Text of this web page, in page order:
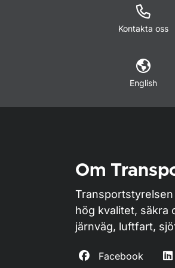
Kontakta oss
English
Om
hög kvalitet, säkra
järnväg, luftfart,
Facebook